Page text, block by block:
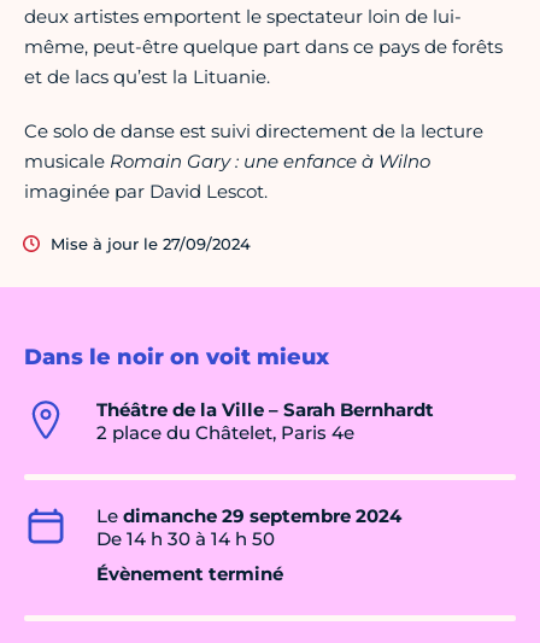
Dans le noir on voit mieux
Théâtre de la Ville – Sarah Bernhardt
2 place du Châtelet, Paris 4e
Le dimanche 29 septembre 2024
De 14 h 30 à 14 h 50
Évènement terminé
deux artistes emportent le spectateur loin de lui-
même, peut-être quelque part dans ce pays de forêts
et de lacs qu’est la Lituanie.
Ce solo de danse est suivi directement de la lecture
musicale Romain Gary : une enfance à Wilno
imaginée par David Lescot.
Mise à jour le 27/09/2024